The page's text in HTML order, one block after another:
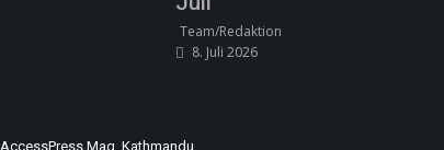
Team/Redaktion
8. Juli 2026
AccessPress Mag, Kathmandu